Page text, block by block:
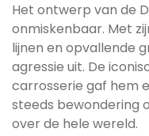
Het ontwerp van de
onmiskenbaar. Met
lijnen en opvallende
agressie uit. De
carrosserie gaf hem
steeds bewondering
over de hele wereld.